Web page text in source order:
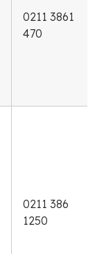
0211 3861
470
0211 386
1250